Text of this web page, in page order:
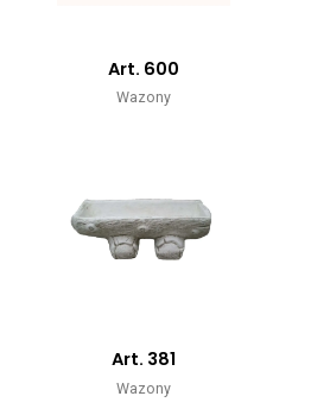
Art. 600
Wazony
Art. 381
Wazony